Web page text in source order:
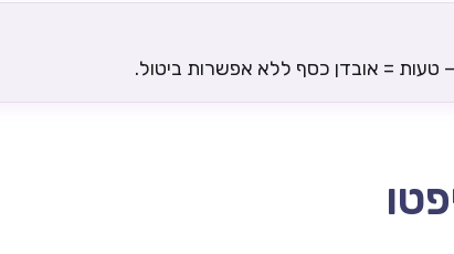
טעות = אובדן כסף ללא אפשרות ביטול.